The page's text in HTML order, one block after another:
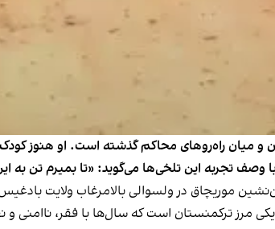
و میان راه‌روهای محاکم گذشته است. او هنوز
وصف تجربه این تلخی‌ها می‌گوید: «تا بمیرم تن به
موریچاق در ولسوالی بالامرغاب ولایت
مرز ترکمنستان است که سال‌ها با فقر،